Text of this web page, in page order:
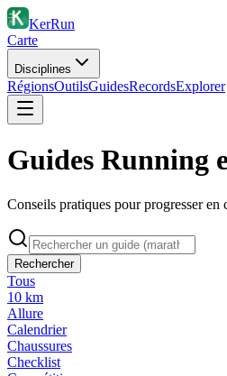
KerRun
Carte
Disciplines
RégionsOutilsGuidesRecordsExplorer
Guides Running
Conseils pratiques pour progresser en
Rechercher
Tous
10 km
Allure
Calendrier
Chaussures
Checklist